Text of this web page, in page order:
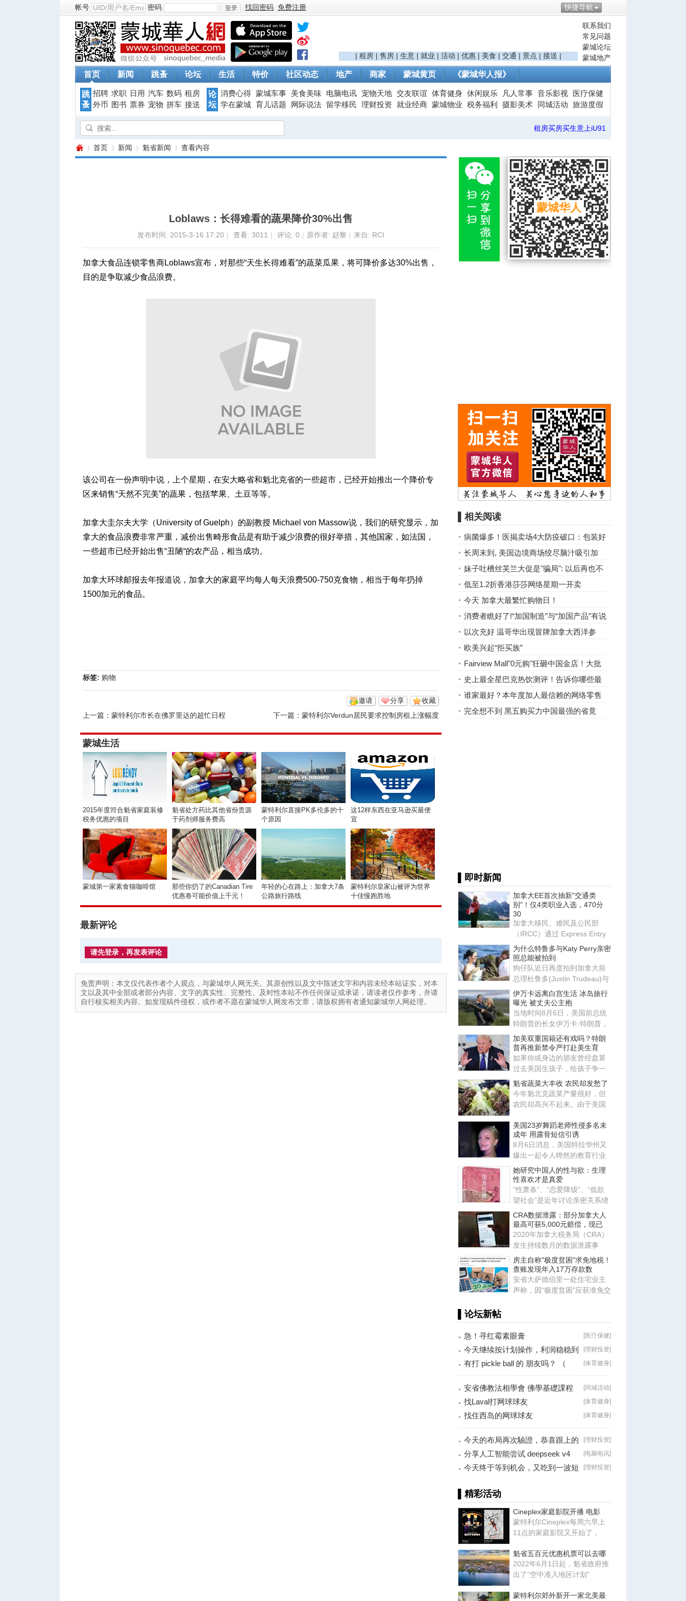
快捷导航
帐号 密码
登
录
找回密码 免费注册
联系我们
常见问题
蒙城论坛
蒙城地产
| 租房 | 售房 | 生意 | 就业 | 活动 | 优惠 | 美食 | 交通 | 景点 | 接送 |
首页 新闻 跳蚤 论坛 生活 特价 社区动态 地产 商家 蒙城黄页 《蒙城华人报》
跳
蚤
招聘 求职 日用 汽车 数码 租房
外币
图书 票券 宠物 拼车 接送
论
坛
消费心得 蒙城车事 美食美味 电脑电讯 宠物天地 交友联谊 体育健身 休闲娱乐 凡人常事 音乐影视
医疗保健
学在蒙城 育儿话题 网际说法 留学移民 理财投资 就业经商 蒙城物业 税务福利 摄影美术 同城活动 旅游度假
租房买房买生意上iU91
首页 新闻 魁省新闻 查看内容
Loblaws：长得难看的蔬果降价30%出售
发布时间: 2015-3-16 17:20 | 查看: 3011 | 评论: 0 | 原作者: 赵黎 | 来自: RCI
加拿大食品连锁零售商Loblaws宣布，对那些“天生长得难看”的蔬菜瓜果，将可降价多达30%出售，
目的是争取减少食品浪费。
该公司在一份声明中说，上个星期，在安大略省和魁北克省的一些超市，已经开始推出一个降价专
区来销售“天然不完美”的蔬果，包括苹果、土豆等等。
加拿大圭尔夫大学（University of Guelph）的副教授 Michael von Massow说，我们的研究显示，加
拿大的食品浪费非常严重，减价出售畸形食品是有助于减少浪费的很好举措，其他国家，如法国，
一些超市已经开始出售“丑陋“的农产品，相当成功。
加拿大环球邮报去年报道说，加拿大的家庭平均每人每天浪费500-750克食物，相当于每年扔掉
1500加元的食品。
标签: 购物
收藏
分享
邀请
上一篇： 蒙特利尔市长在佛罗里达的超忙日程 下一篇： 蒙特利尔Verdun居民要求控制房租上涨幅度
蒙城生活
2015年度符合魁省家庭装修
税务优惠的项目
魁省处方药比其他省份贵源
于药剂师服务费高
蒙特利尔直接PK多伦多的十
个原因
这12样东西在亚马逊买最便
宜
蒙城第一家素食猫咖啡馆
那些你扔了的Canadian Tire
优惠卷可能价值上千元！
年轻的心在路上：加拿大7条
公路旅行路线
蒙特利尔皇家山被评为世界
十佳慢跑胜地
最新评论
请先登录，再发表评论
免责声明：本文仅代表作者个人观点，与蒙城华人网无关。其原创性以及文中陈述文字和内容未经本站证实，对本
文以及其中全部或者部分内容、文字的真实性、完整性、及时性本站不作任何保证或承诺，请读者仅作参考，并请
自行核实相关内容。如发现稿件侵权，或作者不愿在蒙城华人网发布文章，请版权拥有者通知蒙城华人网处理。
▌相关阅读
病菌爆多！医揭卖场4大防疫破口：包装好
的食物更惊人
长周末到, 美国边境商场绞尽脑汁吸引加
人:送现金卡加元结算 ... ...
妹子吐槽丝芙兰大促是"骗局": 以后再也不
买了!
低至1.2折香港莎莎网络星期一开卖
今天 加拿大最繁忙购物日！
消费者瞧好了!“加国制造”与“加国产品”有说
道
以次充好 温哥华出现冒牌加拿大西洋参
欧美兴起“拒买族”
Fairview Mall"0元购"狂砸中国金店！大批
华人逛街被摸兜！ ...
史上最全星巴克热饮测评！告诉你哪些最
值得喝
谁家最好？本年度加人最信赖的网络零售
商出炉
完全想不到 黑五购买力中国最强的省竟
▌即时新闻
加拿大EE首次抽新"交通类
别"！仅4类职业入选，470分
30
加拿大移民、难民及公民部
（IRCC）通过 Express Entry
系统发出新一轮邀请，邀请更
多
为什么特鲁多与Katy Perry亲密
照总能被拍到
狗仔队近日再度拍到加拿大前
总理杜鲁多(Justin Trudeau)与
美国歌手姬蒂派莉(Katy Perr
伊万卡远离白宫生活 冰岛旅行
曝光 被丈夫公主抱
当地时间8月6日，美国前总统
特朗普的长女伊万卡·特朗普，
与丈夫贾里德·库什纳现身冰
加美双重国籍还有戏吗？特朗
普再推新禁令严打赴美生育
如果你或身边的朋友曾经盘算
过去美国生孩子，给孩子争一
本美国护照，那这条路现在正
变
魁省蔬菜大丰收 农民却发愁了
今年魁北克蔬菜产量很好，但
农民却高兴不起来。由于美国
供
美国23岁舞蹈老师性侵多名未
成年 用露骨短信引诱
8月6日消息，美国特拉华州又
爆出一起令人哗然的教育行业
恶性案件，当地一名 23 岁的舞
她研究中国人的性与欲：生理
性喜欢才是真爱
“性萧条”、“恋爱降级”、“低欲
望社会”是近年讨论亲密关系绕
不开的词汇。暗含其中
CRA数据泄露：部分加拿大人
最高可获5,000元赔偿，现已
2020年加拿大税务局（CRA）
发生持续数月的数据泄露事
件，导致数千名加拿大人的私
人信
房主自称"极度贫困"求免地税！
查账发现年入17万存款数
安省大萨德伯里一处住宅业主
声称，因“极度贫困”应获准免交
▌论坛新帖
[医疗保健]
急！寻红霉素眼膏
[理财投资]
今天继续按计划操作，利润稳稳到
手！
[体育健身]
有打 pickle ball 的 朋友吗？ （
Brossard
[同城活动]
安省佛教法相學會 佛學基礎課程
（第二十八
[体育健身]
找Laval打网球球友
[体育健身]
找住西岛的网球球友
[理财投资]
今天的布局再次驗證，恭喜跟上的
朋友！
[电脑电讯]
分享人工智能尝试 deepseek v4
falsh, 据说
[理财投资]
今天终于等到机会，又吃到一波短
▌精彩活动
Cineplex家庭影院开播 电影
蒙特利尔Cineplex每周六早上
11点的家庭影院又开始了，
魁省五百元优惠机票可以去哪
2022年6月1日起，魁省政府推
出了“空中准入地区计划”
蒙特利尔郊外新开一家北美最